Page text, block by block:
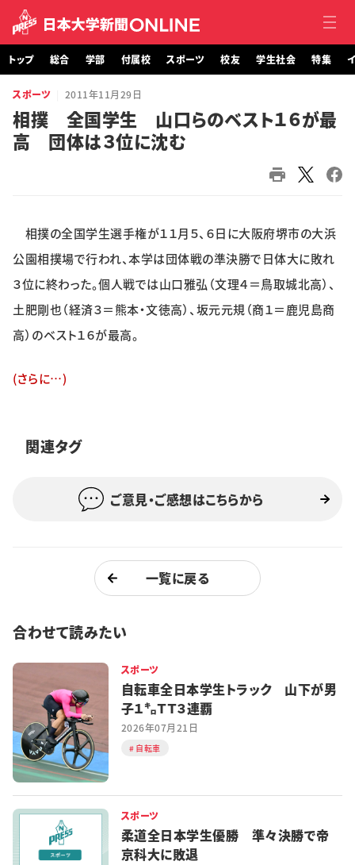
トップ
総合
スポーツ
学生社会
特集・企画
学生記者募集
トップ 総合 学部 付属校 スポーツ 校友 学生社会 特集
スポーツ 2011年11月29日
相撲 全国学生 山口らのベスト１６が最
高 団体は３位に沈む
相撲の全国学生選手権が１１月５、６日に大阪府堺市の大浜
公園相撲場で行われ、本学は団体戦の準決勝で日体大に敗れ
３位に終わった。個人戦では山口雅弘（文理４＝鳥取城北高）、
土肥剛也（経済３＝熊本・文徳高）、坂元元規（商１＝鹿児島商
高）のベスト１６が最高。
(さらに…)
関連タグ
ご意見・ご感想はこちらから
一覧に戻る
合わせて読みたい
スポーツ
自転車全日本学生トラック 山下が男
子１㌔ＴＴ３連覇
2026年07月21日
自転車
スポーツ
柔道全日本学生優勝 準々決勝で帝
京科大に敗退